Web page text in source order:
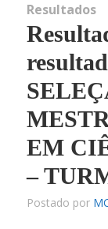
Resultados
EM
–
Postado por